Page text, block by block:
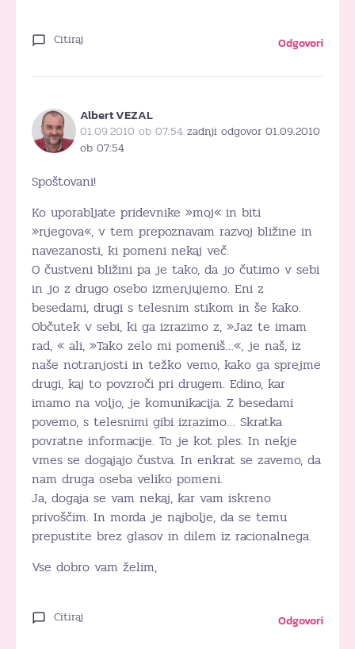
Citiraj Odgovori
Albert VEZAL
01.09.2010 ob 07:54 zadnji odgovor 01.09.2010
ob 07:54
Spoštovani!
Ko uporabljate pridevnike »moj« in biti
»njegova«, v tem prepoznavam razvoj bližine in
navezanosti, ki pomeni nekaj več.
O čustveni bližini pa je tako, da jo čutimo v sebi
in jo z drugo osebo izmenjujemo. Eni z
besedami, drugi s telesnim stikom in še kako.
Občutek v sebi, ki ga izrazimo z, »Jaz te imam
rad, « ali, »Tako zelo mi pomeniš…«, je naš, iz
naše notranjosti in težko vemo, kako ga sprejme
drugi, kaj to povzroči pri drugem. Edino, kar
imamo na voljo, je komunikacija. Z besedami
povemo, s telesnimi gibi izrazimo… Skratka
povratne informacije. To je kot ples. In nekje
vmes se dogajajo čustva. In enkrat se zavemo, da
nam druga oseba veliko pomeni.
Ja, dogaja se vam nekaj, kar vam iskreno
privoščim. In morda je najbolje, da se temu
prepustite brez glasov in dilem iz racionalnega.
Vse dobro vam želim,
Citiraj Odgovori